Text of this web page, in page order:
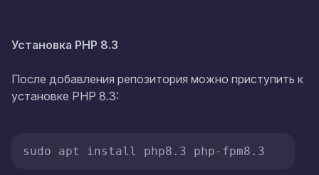
Установка PHP 8.3
После добавления репозитория можно приступить к
установке PHP 8.3: